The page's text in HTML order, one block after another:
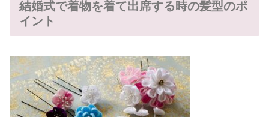
結婚式で着物を着て出席する時の髪型のポ
イント